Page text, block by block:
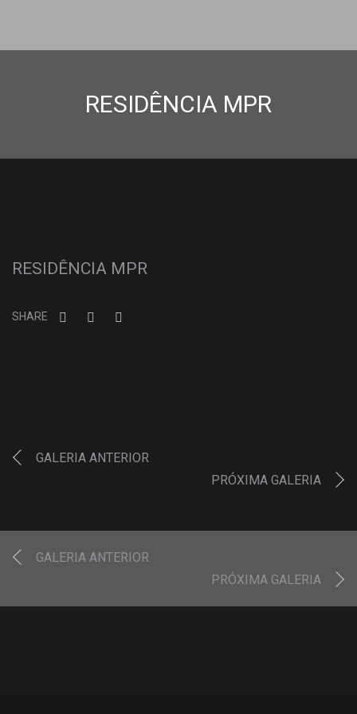
RESIDÊNCIA MPR
RESIDÊNCIA MPR
SHARE
GALERIA ANTERIOR
PRÓXIMA GALERIA
GALERIA ANTERIOR
PRÓXIMA GALERIA